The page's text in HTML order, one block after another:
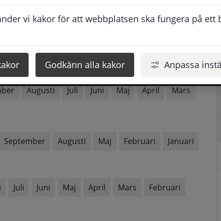
vi kakor för att webbplatsen ska fungera på ett
Godkänn alla kakor Anpassa
Augusti Juni Maj April
Mars
Augusti Juli Juni Maj April
Mars
September Augusti Maj Februari Januari
Juli Juni Maj April Mars
Februari